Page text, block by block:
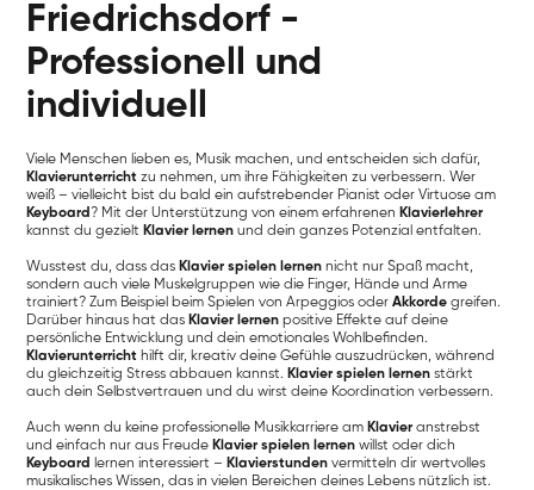
Friedrichsdorf -
Professionell und
individuell
Viele Menschen lieben es, Musik machen, und entscheiden sich dafür,
Klavierunterricht zu nehmen, um ihre Fähigkeiten zu verbessern. Wer
weiß – vielleicht bist du bald ein aufstrebender Pianist oder Virtuose am
Keyboard? Mit der Unterstützung von einem erfahrenen Klavierlehrer
kannst du gezielt Klavier lernen und dein ganzes Potenzial entfalten.
Wusstest du, dass das Klavier spielen lernen nicht nur Spaß macht,
sondern auch viele Muskelgruppen wie die Finger, Hände und Arme
trainiert? Zum Beispiel beim Spielen von Arpeggios oderAkkorde greifen.
Darüber hinaus hat das Klavier lernen positive Effekte auf deine
persönliche Entwicklung und dein emotionales Wohlbefinden.
Klavierunterricht hilft dir, kreativ deine Gefühle auszudrücken, während
du gleichzeitig Stress abbauen kannst. Klavier spielen lernen stärkt
auch dein Selbstvertrauen und du wirst deine Koordination verbessern.
Auch wenn du keine professionelle Musikkarriere am Klavier anstrebst
und einfach nur aus Freude Klavier spielen lernen
willst oder dich
Keyboard lernen interessiert – Klavierstunden vermitteln dir wertvolles
musikalisches Wissen, das in vielen Bereichen deines Lebens nützlich ist.